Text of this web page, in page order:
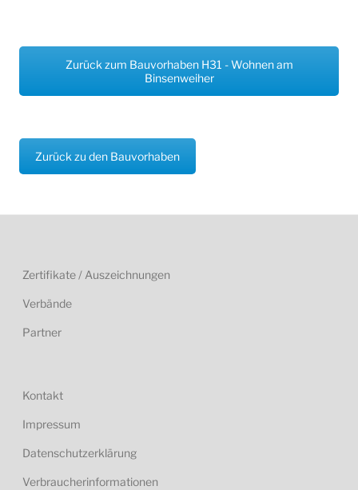
Zurück zum Bauvorhaben H31 - Wohnen am
Binsenweiher
Zurück zu den Bauvorhaben
Zertifikate / Auszeichnungen
Verbände
Partner
Kontakt
Impressum
Datenschutzerklärung
Verbraucherinformationen